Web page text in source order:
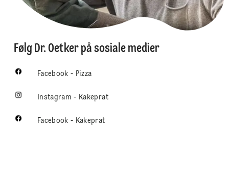
Følg Dr. Oetker på sosiale medier
Facebook - Pizza
Instagram - Kakeprat
Facebook - Kakeprat